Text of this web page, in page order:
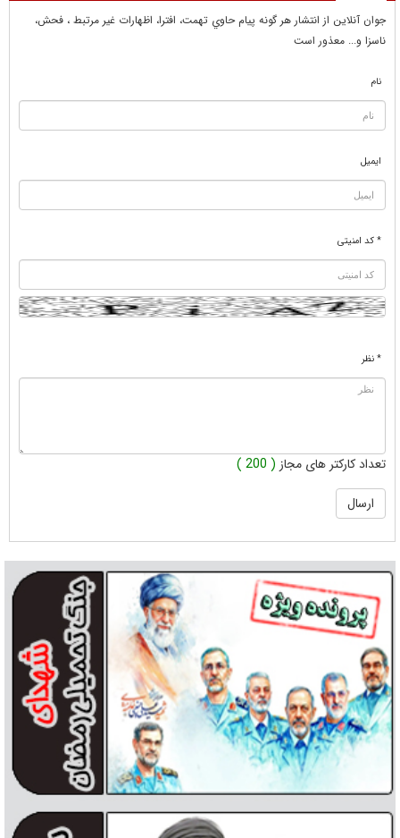
جوان آنلاين از انتشار هر گونه پيام حاوي تهمت، افترا، اظهارات غير مرتبط ، فحش،
ناسزا و... معذور است
نام
ایمیل
* کد امنیتی
* نظر
تعداد کارکتر های مجاز ( 200 )